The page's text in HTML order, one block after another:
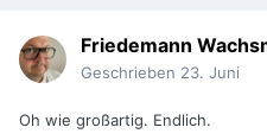
Friedemann
Geschrieben 23. Juni
Oh wie großartig. Endlich.